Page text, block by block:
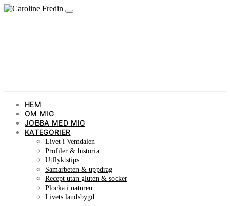
HEM
OM MIG
JOBBA MED MIG
KATEGORIER
Livet i Vemdalen
Profiler & historia
Utflyktstips
Samarbeten & uppdrag
Recept utan gluten & socker
Plocka i naturen
Livets landsbygd